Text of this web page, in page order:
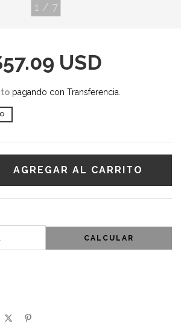
1 / 7
USD
pagando con Transferencia.
CALCULAR